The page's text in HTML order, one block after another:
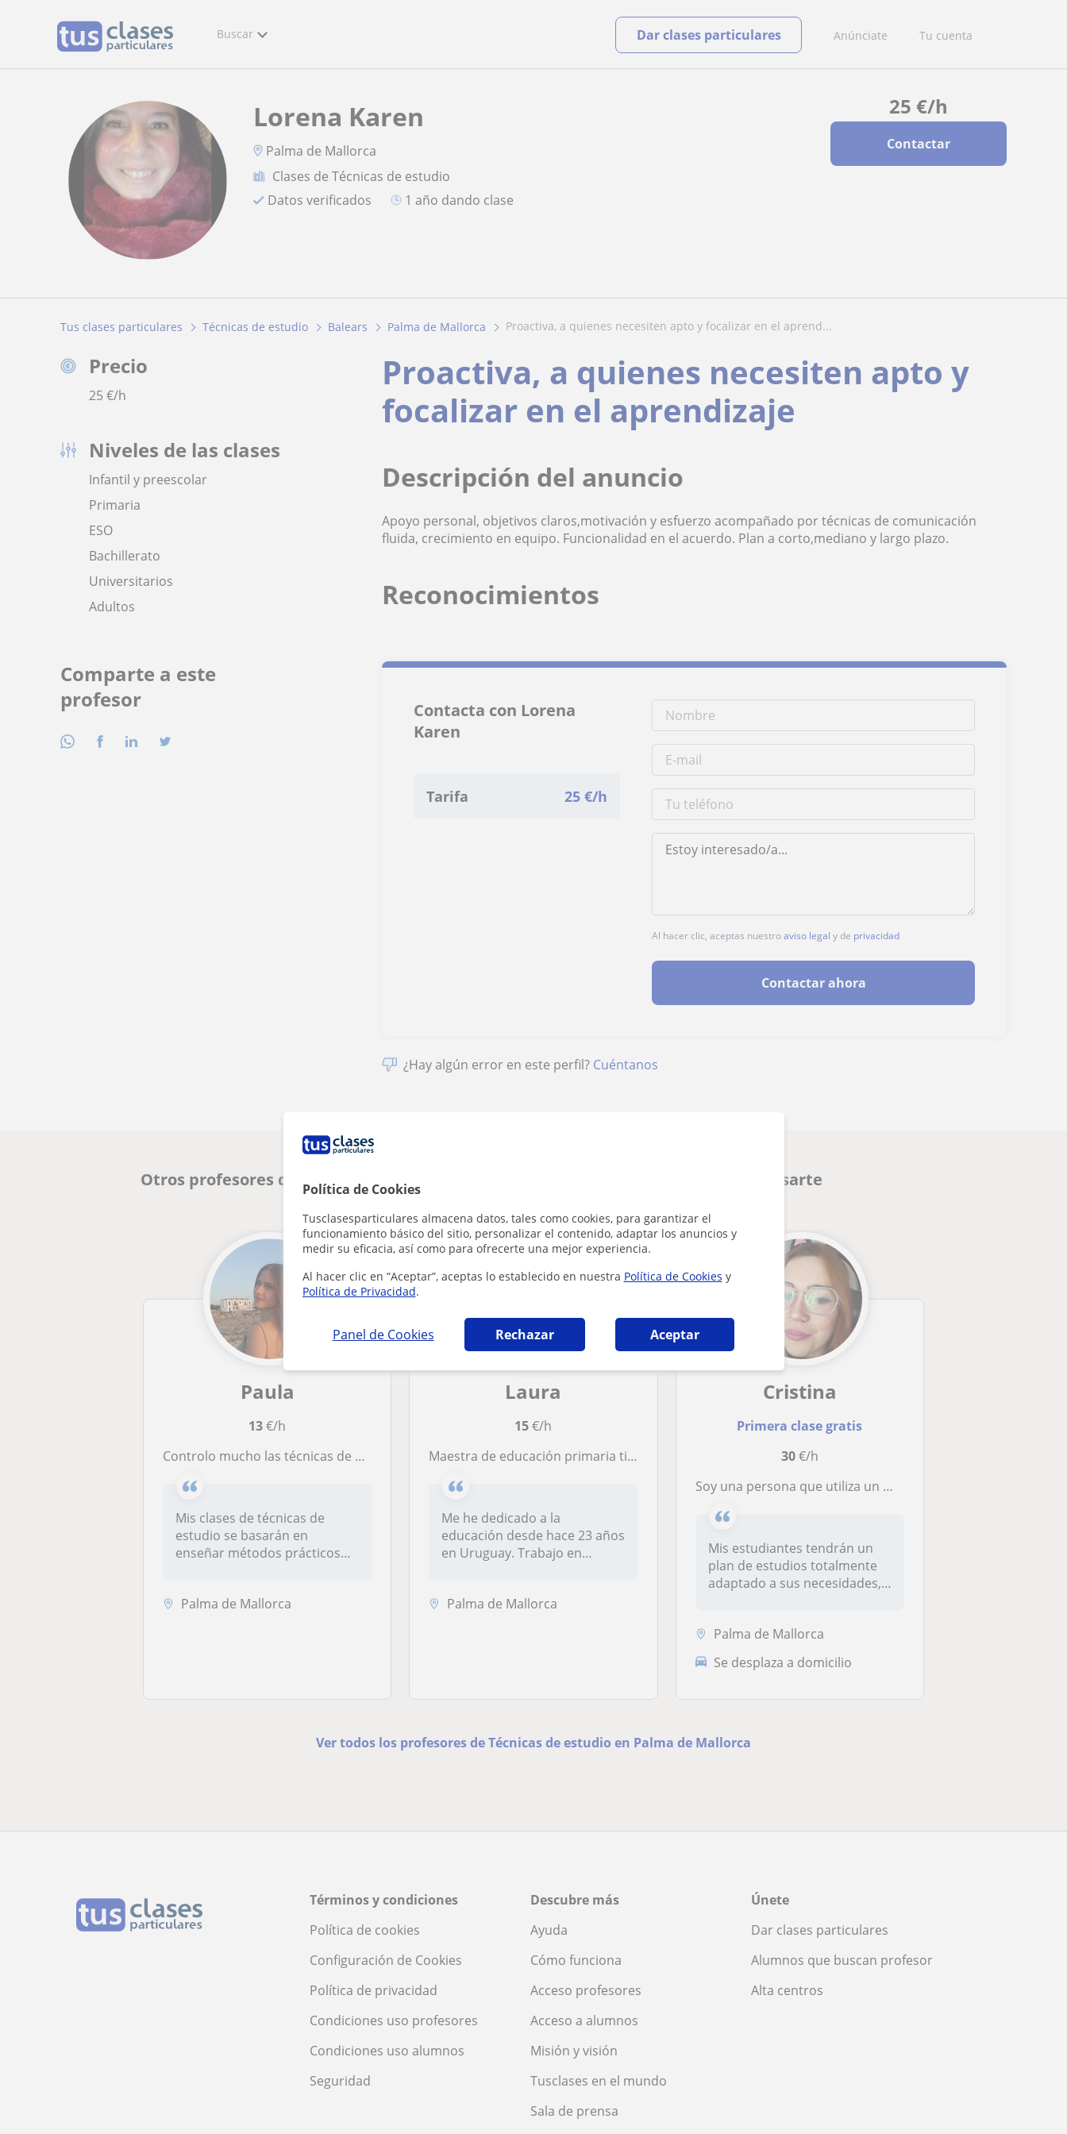
Política de Cookies
Tusclasesparticulares almacena datos, tales como cookies, para garantizar el
funcionamiento básico del sitio, personalizar el contenido, adaptar los anuncios y
medir su eficacia, así como para ofrecerte una mejor experiencia.
Al hacer clic en “Aceptar”, aceptas lo establecido en nuestra Política de Cookies y
Política de Privacidad.
Panel de Cookies Rechazar Aceptar
Buscar Anúnciate Tu cuenta
Dar clases particulares
25 €/h
Contactar
Lorena Karen
Palma de Mallorca
Clases de Técnicas de estudio
Datos verificados
1 año dando clase
Tus clases particulares Técnicas de estudio Balears Palma de Mallorca proactiva, a quienes necesiten apto y focalizar en el aprend...
Precio
25€/h
Niveles de las clases
Infantil y preescolar
Primaria
ESO
Bachillerato
Universitarios
Adultos
Comparte a este
profesor
Proactiva, a quienes necesiten apto y
focalizar en el aprendizaje
Descripción del anuncio
Apoyo personal, objetivos claros,motivación y esfuerzo acompañado por técnicas de comunicación
fluida, crecimiento en equipo. Funcionalidad en el acuerdo. Plan a corto,mediano y largo plazo.
Reconocimientos
Contacta con Lorena
Karen
Tarifa 25 €/h
Al hacer clic, aceptas nuestroaviso legal y de privacidad
Contactar ahora
¿Hay algún error en este perfil? Cuéntanos
Otros profesores de Técnicas de estudio en Palma de Mallorca que pueden interesarte
Paula
13€/h
Controlo mucho las técnicas de estudio estudié bachiller y se desenvolver los temas y aprenderlos con facilidad
Mis clases de técnicas de
estudio se basarán en
enseñar métodos prácticos
Palma de Mallorca
Laura
15€/h
Maestra de educación primaria titulada en Uruguay. Tengo experiencia con niños y adultos
Me he dedicado a la
educación desde hace 23 años
en Uruguay. Trabajo en
Palma de Mallorca
Cristina
Primera clase gratis
30€/h
Soy una persona que utiliza un método integrador para la consecución de objetivos académicos
Mis estudiantes tendrán un
plan de estudios totalmente
adaptado a sus necesidades,
Palma de Mallorca
Se desplaza a domicilio
Ver todos los profesores de Técnicas de estudio en Palma de Mallorca
Términos y condiciones
Política de cookies
Configuración de Cookies
Política de privacidad
Condiciones uso profesores
Condiciones uso alumnos
Seguridad
Descubre más
Ayuda
Cómo funciona
Acceso profesores
Acceso a alumnos
Misión y visión
Tusclases en el mundo
Sala de prensa
Únete
Dar clases particulares
Alumnos que buscan profesor
Alta centros